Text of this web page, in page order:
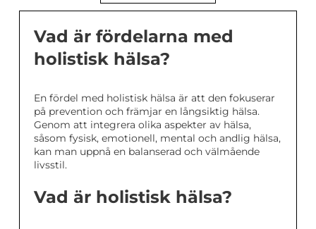
Vad är fördelarna med
holistisk hälsa?
En fördel med holistisk hälsa är att den fokuserar
på prevention och främjar en långsiktig hälsa.
Genom att integrera olika aspekter av hälsa,
såsom fysisk, emotionell, mental och andlig hälsa,
kan man uppnå en balanserad och välmående
livsstil.
Vad är holistisk hälsa?